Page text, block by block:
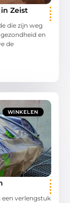
Zeist
die zijn weg
en
de
WINKELEN
een verlengstuk